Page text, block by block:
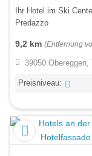
Ihr Hotel im Ski
Predazzo
9,2 km (Entfernung
39050
Preisniveau: